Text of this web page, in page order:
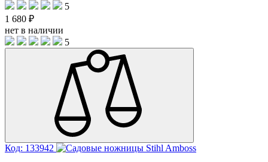
5
1 680 ₽
нет в наличии
5
Код: 133942